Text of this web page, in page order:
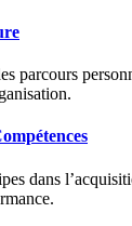
parcours
dans